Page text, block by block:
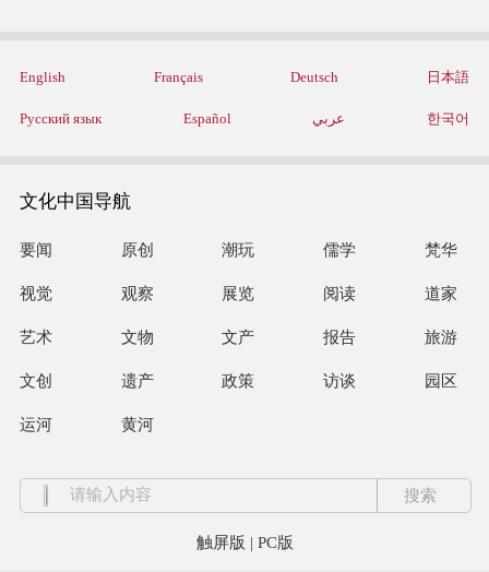
English Français Deutsch 日本語
Русский язык Español عربي 한국어
文化中国导航
要闻 原创 潮玩 儒学 梵华
视觉 观察 展览 阅读 道家
艺术 文物 文产 报告 旅游
文创 遗产 政策 访谈 园区
运河 黄河
触屏版 | PC版